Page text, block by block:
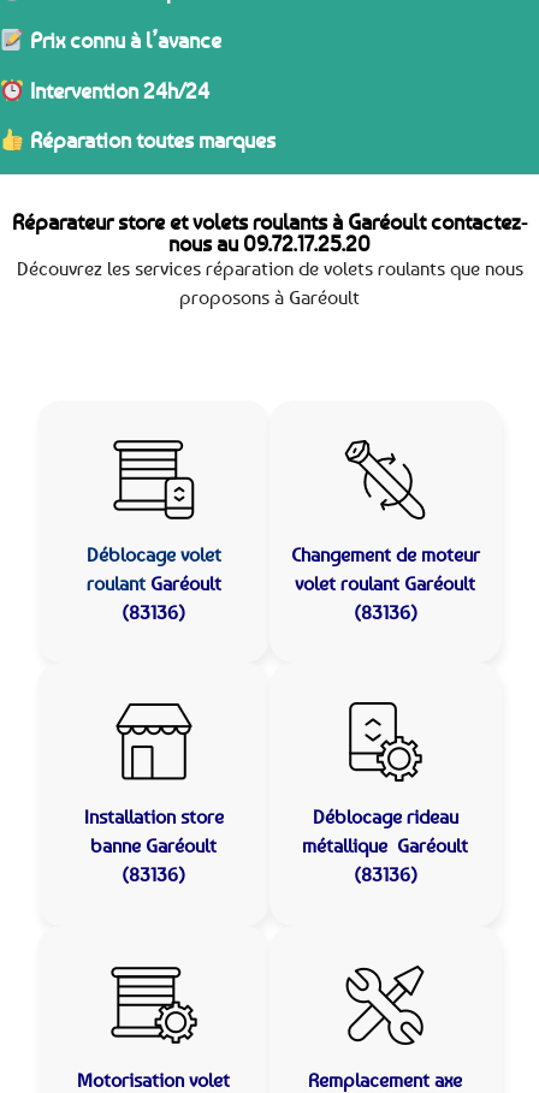
Prix connu à l’avance
Intervention 24h/24
Réparation toutes marques
Réparateur store et volets roulants à Garéoult contactez-
nous au 09.72.17.25.20
Découvrez les services réparation de volets roulants que nous
proposons à Garéoult
Déblocage volet
roulant Garéoult
(83136)
Changement de moteur
volet roulant Garéoult
(83136)
Installation store
banne Garéoult
(83136)
Déblocage rideau
métallique Garéoult
(83136)
Motorisation volet
Remplacement axe